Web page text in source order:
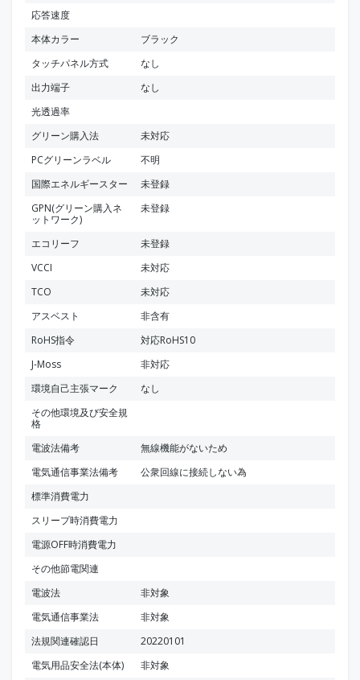
応答速度
本体カラー
ブラック
タッチパネル方式
なし
出力端子
なし
光透過率
グリーン購入法
未対応
PCグリーンラベル
不明
国際エネルギースター
未登録
GPN(グリーン購入ネ
ットワーク)
未登録
エコリーフ
未登録
VCCI
未対応
TCO
未対応
アスベスト
非含有
RoHS指令
対応RoHS10
J-Moss
非対応
環境自己主張マーク
なし
その他環境及び安全規
格
電波法備考
無線機能がないため
電気通信事業法備考
公衆回線に接続しない為
標準消費電力
スリープ時消費電力
電源OFF時消費電力
その他節電関連
電波法
非対象
電気通信事業法
非対象
法規関連確認日
20220101
電気用品安全法(本体)
非対象